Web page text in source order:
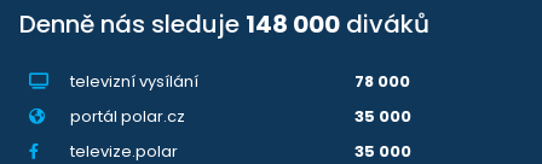
Denně nás sleduje 148 000 diváků
televizní vysílání
78 000
portál polar.cz
35 000
televize.polar
35 000